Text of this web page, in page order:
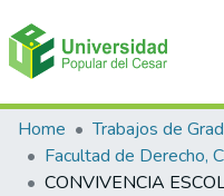
Communities & Collections
All of DSpace
Home